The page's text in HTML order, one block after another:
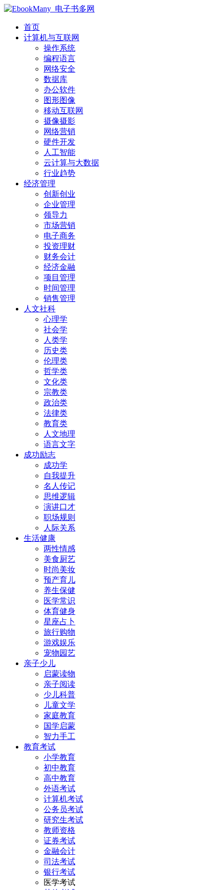
首页
计算机与互联网
操作系统
编程语言
网络安全
数据库
办公软件
图形图像
移动互联网
摄像摄影
网络营销
硬件开发
人工智能
云计算与大数据
行业趋势
经济管理
创新创业
企业管理
领导力
市场营销
电子商务
投资理财
财务会计
经济金融
项目管理
时间管理
销售管理
人文社科
心理学
社会学
人类学
历史类
伦理类
哲学类
文化类
宗教类
政治类
法律类
教育类
人文地理
语言文字
成功励志
成功学
自我提升
名人传记
思维逻辑
演讲口才
职场规则
人际关系
生活健康
两性情感
美食厨艺
时尚美妆
预产育儿
养生保健
医学常识
体育健身
星座占卜
旅行购物
游戏娱乐
宠物园艺
亲子少儿
启蒙读物
亲子阅读
少儿科普
儿童文学
家庭教育
国学启蒙
智力手工
教育考试
小学教育
初中教育
高中教育
外语考试
计算机考试
公务员考试
研究生考试
教师资格
证券考试
金融会计
司法考试
银行考试
医学考试